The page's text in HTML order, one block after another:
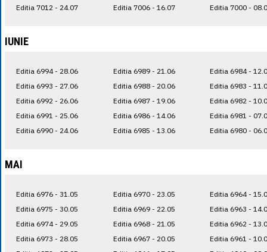
Editia 7012 - 24.07
Editia 7006 - 16.07
Editia 7000 -
IUNIE
Editia 6994 - 28.06
Editia 6993 - 27.06
Editia 6992 - 26.06
Editia 6991 - 25.06
Editia 6990 - 24.06
Editia 6989 - 21.06
Editia 6988 - 20.06
Editia 6987 - 19.06
Editia 6986 - 14.06
Editia 6985 - 13.06
Editia 6984 -
Editia 6983 -
Editia 6982 -
Editia 6981 -
Editia 6980 -
MAI
Editia 6976 - 31.05
Editia 6975 - 30.05
Editia 6974 - 29.05
Editia 6973 - 28.05
Editia 6970 - 23.05
Editia 6969 - 22.05
Editia 6968 - 21.05
Editia 6967 - 20.05
Editia 6964 -
Editia 6963 -
Editia 6962 -
Editia 6961 -